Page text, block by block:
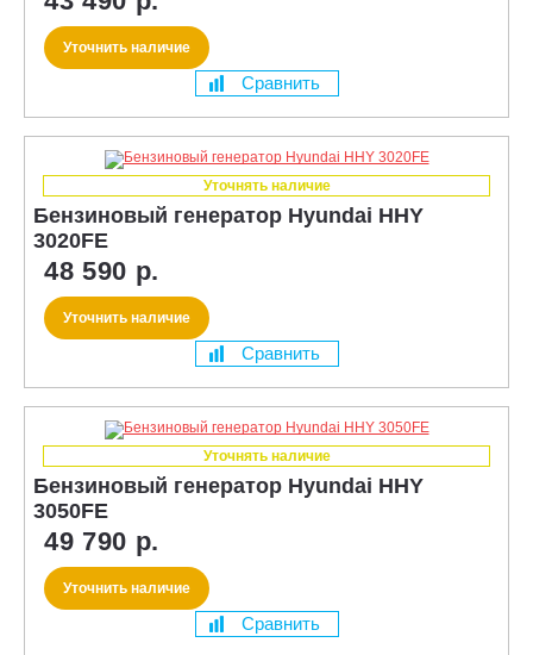
Уточнить наличие
Сравнить
Уточнять наличие
Бензиновый генератор Hyundai HHY
3020FE
48 590 р.
Уточнить наличие
Сравнить
Уточнять наличие
Бензиновый генератор Hyundai HHY
3050FE
49 790 р.
Уточнить наличие
Сравнить